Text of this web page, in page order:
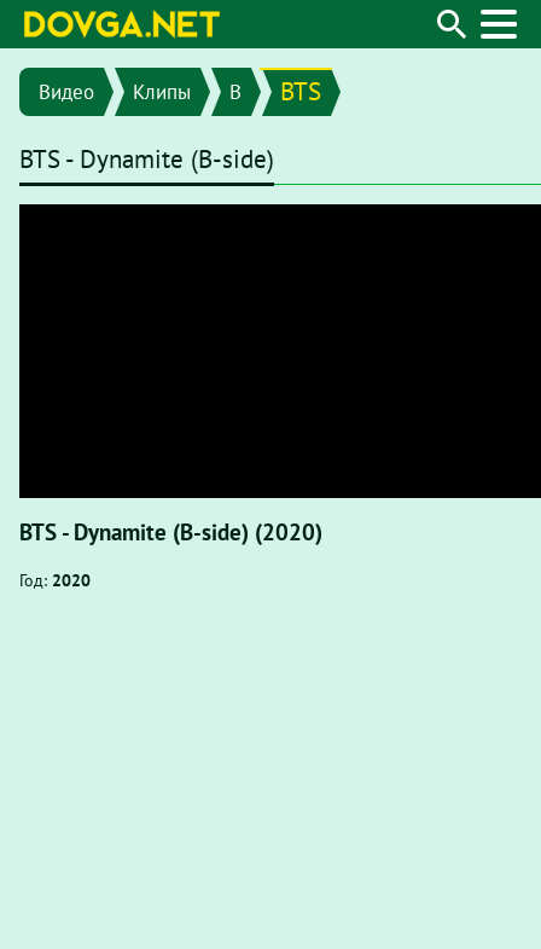
Видео Клипы B BTS
BTS - Dynamite (B-side)
BTS - Dynamite (B-side) (2020)
Год: 2020